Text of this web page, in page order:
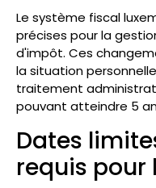
Le système fiscal
précises pour la
d'impôt. Ces
la situation
traitement
pouvant atteindre 5
Dates
requis